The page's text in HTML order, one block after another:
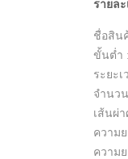
รายล
ชื่อสิน
ขั้นต่ำ
ระยะ
จำนว
เส้นผ่
ความย
ความ